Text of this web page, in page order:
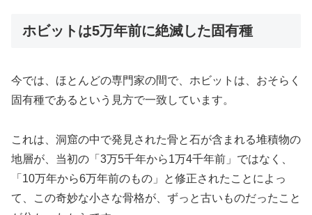
ホビットは5万年前に絶滅した固有種
今では、ほとんどの専門家の間で、ホビットは、おそらく
固有種であるという見方で一致しています。
これは、洞窟の中で発見された骨と石が含まれる堆積物の
地層が、当初の「3万5千年から1万4千年前」ではなく、
「10万年から6万年前のもの」と修正されたことによっ
て、この奇妙な小さな骨格が、ずっと古いものだったこと